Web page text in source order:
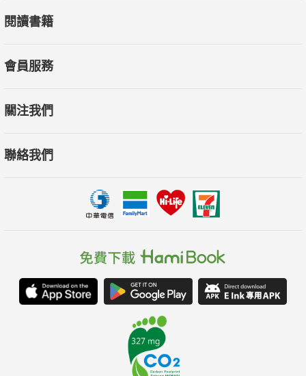
閱讀書籍
會員服務
關注我們
聯絡我們